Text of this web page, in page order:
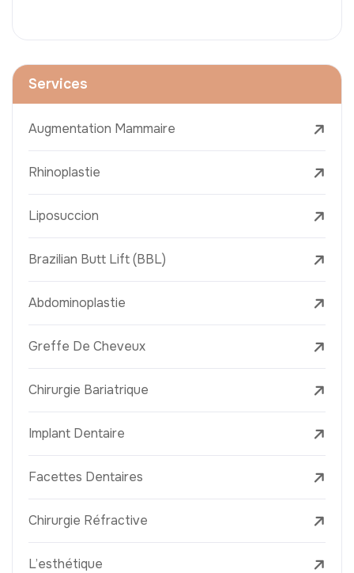
Services
Augmentation Mammaire
Rhinoplastie
Liposuccion
Brazilian Butt Lift (BBL)
Abdominoplastie
Greffe De Cheveux
Chirurgie Bariatrique
Implant Dentaire
Facettes Dentaires
Chirurgie Réfractive
L’esthétique